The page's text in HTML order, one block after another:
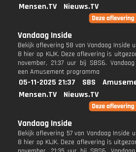
Mensen.TV
Nieuws.TV
Vandaag Inside
Bekijk aflevering 58 van Vandaag Inside
8 hier op KIJK. Deze aflevering is
november, 21:37 uur bij SBS6.
een Amusement programma
05-11-2025 21:37 SBS
Mensen.TV
Nieuws.TV
Vandaag Inside
Bekijk aflevering 57 van Vandaag Inside
8 hier op KIJK. Deze aflevering is